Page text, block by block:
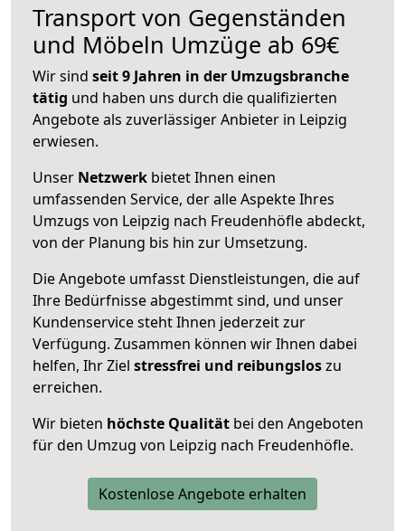
Transport von Gegenständen
und Möbeln Umzüge ab 69€
Wir sind seit 9 Jahren in der Umzugsbranche
tätig und haben uns durch die qualifizierten
Angebote als zuverlässiger Anbieter in Leipzig
erwiesen.
Unser Netzwerk bietet Ihnen einen
umfassenden Service, der alle Aspekte Ihres
Umzugs von Leipzig nach Freudenhöfle abdeckt,
von der Planung bis hin zur Umsetzung.
Die Angebote umfasst Dienstleistungen, die auf
Ihre Bedürfnisse abgestimmt sind, und unser
Kundenservice steht Ihnen jederzeit zur
Verfügung. Zusammen können wir Ihnen dabei
helfen, Ihr Ziel stressfrei und reibungsloszu
erreichen.
Wir bieten höchste Qualität bei den Angeboten
für den Umzug von Leipzig nach Freudenhöfle.
Kostenlose Angebote erhalten